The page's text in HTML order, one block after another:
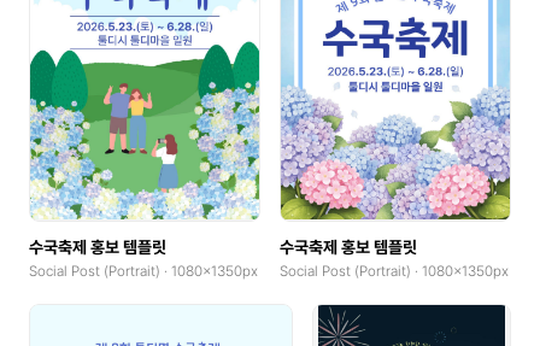
수국축제 홍보 템플릿
Social Post (Portrait) · 1080x1350px
수국축제 홍보 템플릿
Social Post (Portrait) · 1080x1350px